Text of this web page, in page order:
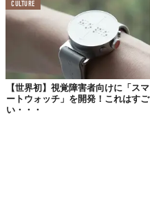
CULTURE
【世界初】視覚障害者向けに「スマ
ートウォッチ」を開発！これはすご
い・・・